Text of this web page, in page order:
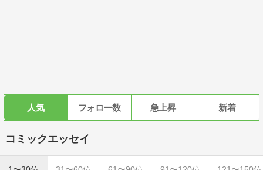
人気 フォロー数 急上昇 新着
コミックエッセイ